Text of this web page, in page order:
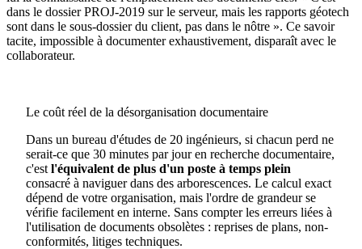
dans le dossier PROJ-2019 sur le serveur, mais les rapports géotech
sont dans le sous-dossier du client, pas dans le nôtre ». Ce savoir
tacite, impossible à documenter exhaustivement, disparaît avec le
collaborateur.
Le coût réel de la désorganisation documentaire
Dans un bureau d'études de 20 ingénieurs, si chacun perd ne
serait-ce que 30 minutes par jour en recherche documentaire,
c'est l'équivalent de plus d'un poste à temps plein
consacré à naviguer dans des arborescences. Le calcul exact
dépend de votre organisation, mais l'ordre de grandeur se
vérifie facilement en interne. Sans compter les erreurs liées à
l'utilisation de documents obsolètes : reprises de plans, non-
conformités, litiges techniques.